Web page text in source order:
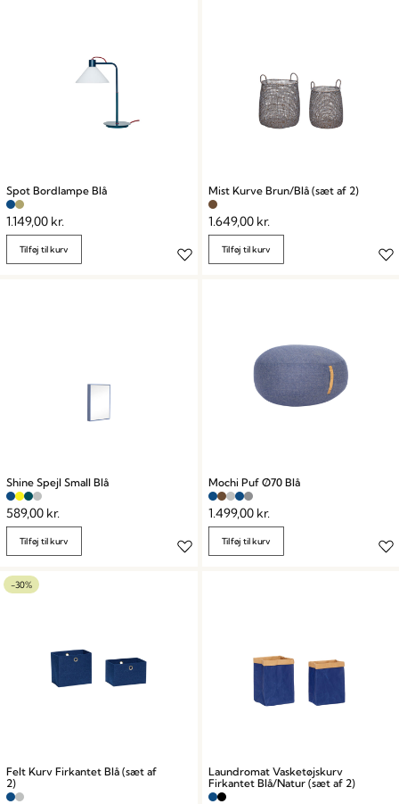
Spot Bordlampe Blå
1.149,00 kr.
Tilføj til kurv
Mist Kurve Brun/Blå (sæt af 2)
1.649,00 kr.
Tilføj til kurv
Shine Spejl Small Blå
589,00 kr.
Tilføj til kurv
Mochi Puf Ø70 Blå
1.499,00 kr.
Tilføj til kurv
-30%
Felt Kurv Firkantet Blå (sæt af
2)
Laundromat Vasketøjskurv
Firkantet Blå/Natur (sæt af 2)